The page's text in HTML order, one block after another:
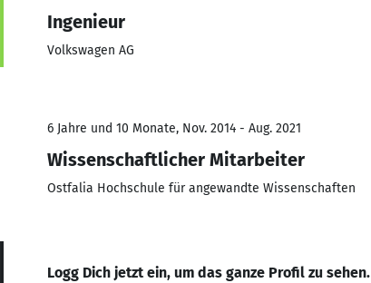
Ingenieur
Volkswagen AG
6 Jahre und 10 Monate, Nov. 2014 - Aug. 2021
Wissenschaftlicher Mitarbeiter
Ostfalia Hochschule für angewandte Wissenschaften
Logg Dich jetzt ein, um das ganze Profil zu sehen.